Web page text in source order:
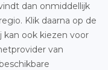
dan onmiddellijk
Klik daarna op de
kan ook kiezen voor
van